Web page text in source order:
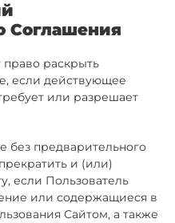
Соглашения
раскрыть
если действующее
или разрешает
без предварительного
и (или)
если Пользователь
или содержащиеся в
Сайтом, а также